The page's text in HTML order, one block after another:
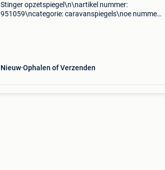
Stinger opzetspiegel\n\nartikel nummer:
951059\ncategorie: caravanspiegels\noe nummer:
Nieuw Ophalen of Verzenden